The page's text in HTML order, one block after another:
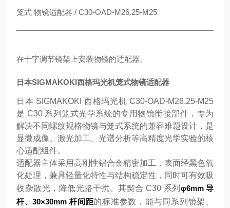
笼式 物镜适配器 / C30-OAD-M26.25-M25
在十字调节镜架上安装物镜的适配器。
日本SIGMAKOKI西格玛光机笼式物镜适配器
日本 SIGMAKOKI 西格玛光机 C30-OAD-M26.25-M25
是 C30 系列笼式光学系统的专用物镜衔接部件，专为
解决不同螺纹规格物镜与笼式系统的兼容难题设计，是
显微成像、激光加工、光谱分析等高精度光学实验的核
心适配组件。
适配器主体采用高刚性铝合金精密加工，表面经黑色氧
化处理，兼具轻量化特性与结构稳定性，同时可有效吸
收杂散光，降低光路干扰。其契合 C30 系列 φ6mm 导
杆、30×30mm 杆间距的标准参数，能与同系列镜架、